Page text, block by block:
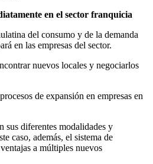
en el sector franquicia
del consumo y de la demanda
en las empresas del sector.
nuevos locales y negociarlos
de expansión en empresas en
sus diferentes modalidades y
caso, además, el sistema de
a múltiples nuevos